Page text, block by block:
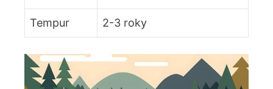
Tempur 2-3 roky